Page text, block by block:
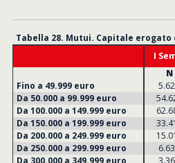
Tabella 28. Mutui. Capitale
I
N
Fino a 49.999 euro
Da 50.000 a 99.999 euro
Da 100.000 a 149.999 euro
Da 150.000 a 199.999 euro
Da 200.000 a 249.999 euro
Da 250.000 a 299.999 euro
Da 300.000 a 349.999 euro